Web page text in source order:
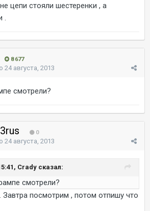
цепи стояли шестеренки , а
.
8 677
24 августа, 2013
смотрели?
0
24 августа, 2013
Crady сказал:
смотрели?
Завтра посмотрим , потом отпишу что